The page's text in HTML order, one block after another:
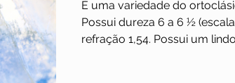
Âmbar Larimar Leão
É uma variedade do
Possui dureza 6 a 6 ½
refração 1,54. Possui um